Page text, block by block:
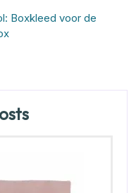
Boxkleed voor de